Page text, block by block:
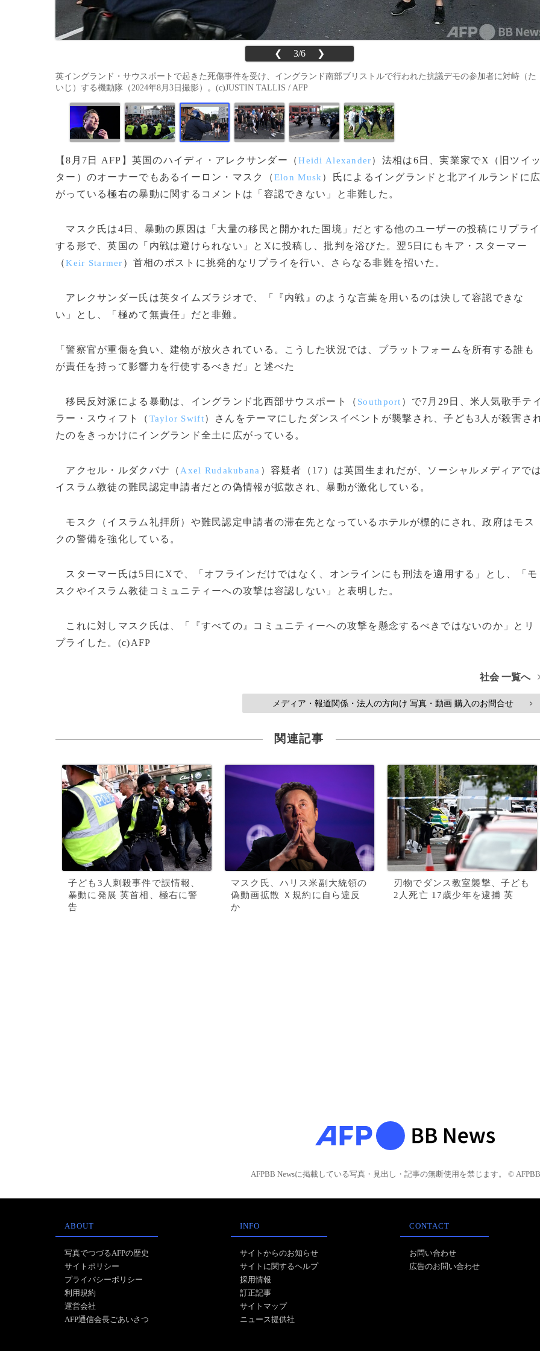
❮ 3/6 ❯
英イングランド・サウスポートで起きた死傷事件を受け、イングランド南部ブリストルで行われた抗議デモの参加者に対峙（た
いじ）する機動隊（2024年8月3日撮影）。(c)JUSTIN TALLIS / AFP
【8月7日 AFP】英国のハイディ・アレクサンダー（Heidi Alexander）法相は6日、実業家でX（旧ツイ
ター）のオーナーでもあるイーロン・マスク（Elon Musk ）氏によるイングランドと北アイルランドに
がっている極右の暴動に関するコメントは「容認できない」と非難した。
マスク氏は4日、暴動の原因は「大量の移民と開かれた国境」だとする他のユーザーの投稿にリプライ
する形で、英国の「内戦は避けられない」とXに投稿し、批判を浴びた。翌5日にもキア・スターマー
（Keir Starmer ）首相のポストに挑発的なリプライを行い、さらなる非難を招いた。
アレクサンダー氏は英タイムズラジオで、「『内戦』のような言葉を用いるのは決して容認できな
い」とし、「極めて無責任」だと非難。
「警察官が重傷を負い、建物が放火されている。こうした状況では、プラットフォームを所有する誰も
が責任を持って影響力を行使するべきだ」と述べた
移民反対派による暴動は、イングランド北西部サウスポート（ Southport ）で7月29日、米人気歌手テ
ラー・スウィフト（ Taylor Swift）さんをテーマにしたダンスイベントが襲撃され、子ども3人が殺害さ
たのをきっかけにイングランド全土に広がっている。
アクセル・ルダクバナ（ Axel Rudakubana ）容疑者（17）は英国生まれだが、ソーシャルメディアで
イスラム教徒の難民認定申請者だとの偽情報が拡散され、暴動が激化している。
モスク（イスラム礼拝所）や難民認定申請者の滞在先となっているホテルが標的にされ、政府はモス
クの警備を強化している。
スターマー氏は5日にXで、「オフラインだけではなく、オンラインにも刑法を適用する」とし、「モ
スクやイスラム教徒コミュニティーへの攻撃は容認しない」と表明した。
これに対しマスク氏は、「『すべての』コミュニティーへの攻撃を懸念するべきではないのか」とリ
プライした。(c)AFP
社会 一覧へ
メディア・報道関係・法人の方向け 写真・動画 購入のお問合せ >
関連記事
子ども3人刺殺事件で誤情報、
暴動に発展 英首相、極右に警
告
マスク氏、ハリス米副大統領の
偽動画拡散 Ｘ規約に自ら違反
か
刃物でダンス教室襲撃、子ども
2人死亡 17歳少年を逮捕 英
AFPBB Newsに掲載している写真・見出し・記事の無断使用を禁じます。 © AFPBB
ABOUT
写真でつづるAFPの歴史
サイトポリシー
プライバシーポリシー
利用規約
運営会社
AFP通信会長ごあいさつ
INFO
サイトからのお知らせ
サイトに関するヘルプ
採用情報
訂正記事
サイトマップ
ニュース提供社
CONTACT
お問い合わせ
広告のお問い合わせ